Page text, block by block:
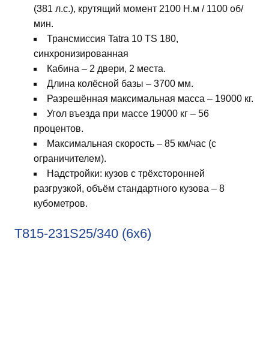
(381 л.с.), крутящий момент 2100 Н.м / 1100 об/
мин.
Трансмиссия Tatra 10 TS 180,
синхронизированная
Кабина – 2 двери, 2 места.
Длина колёсной базы – 3700 мм.
Разрешённая максимальная масса – 19000 кг.
Угол въезда при массе 19000 кг – 56
процентов.
Максимальная скорость – 85 км/час (с
ограничителем).
Надстройки: кузов с трёхсторонней
разгрузкой, объём стандартного кузова – 8
кубометров.
T815-231S25/340 (6х6)